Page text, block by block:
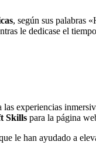
, según sus palabras
le dedicase el
las experiencias
Skills para la página
le han ayudado a